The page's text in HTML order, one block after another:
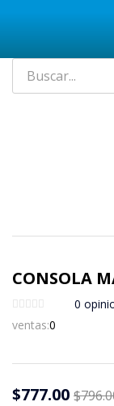
CONSOLA
0
ventas:0
$777.00 $